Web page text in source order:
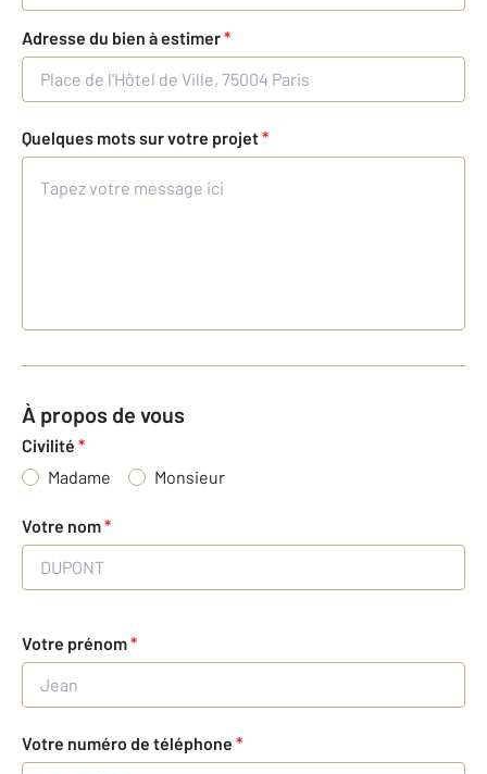
Adresse du bien à estimer*
Quelques mots sur votre projet*
À propos de vous
Civilité *
Madame
Monsieur
Votre nom*
Votre prénom*
Votre numéro de téléphone *